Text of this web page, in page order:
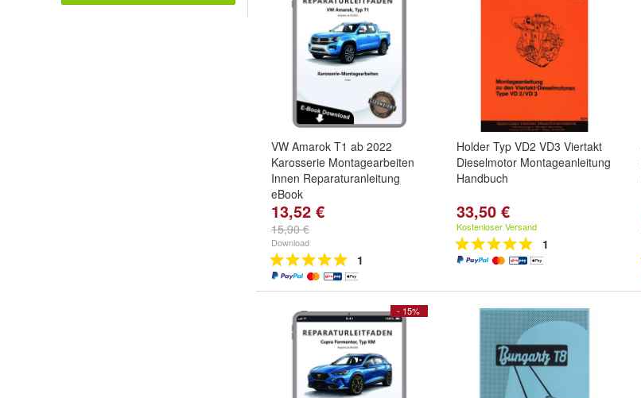
VW Amarok T1 ab 2022
Karosserie Montagearbeiten
Innen Reparaturanleitung
eBook
13,52 €
15,90 €
Download
1
Holder Typ VD2 VD3 Viertakt
Dieselmotor Montageanleitung
Handbuch
33,50 €
Kostenloser Versand
1
- 15%